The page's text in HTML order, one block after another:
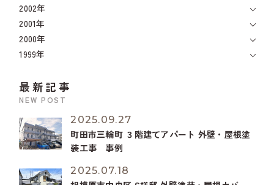
2002年
2001年
2000年
1999年
最新記事
NEW POST
2025.09.27
町田市三輪町 ３階建てアパート 外壁・屋根塗
装工事 事例
2025.07.18